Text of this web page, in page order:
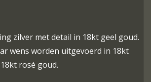
zilver met detail in 18kt geel goud.
wens worden uitgevoerd in 18kt
rosé goud.